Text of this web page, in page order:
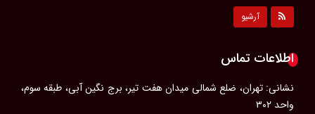
مصاحبه کاری
پیشرفت شغلی
رزومه‌ای حرفه‌ای
آداب معاشرت در محل كار
آرشیو
اطلاعات تماس
نشانی: تهران، ضلع شمالی میدان هفت تیر، برج نگین آبی، طبقه سوم،
واحد ۳۰۲